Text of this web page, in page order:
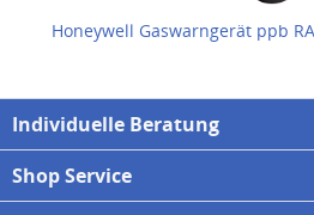
Honeywell Gaswarngerät ppb
Individuelle Beratung
Shop Service